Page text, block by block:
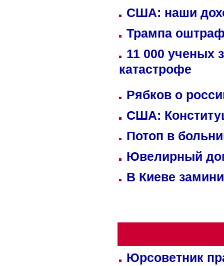
США: наши
Трампа
11 000 ученых
катастрофе
Рябков о
США:
Потоп в
Ювелирный
В Киеве
Юрсоветник